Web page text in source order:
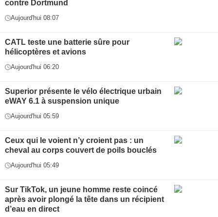
contre Dortmund
Aujourd'hui 08:07
CATL teste une batterie sûre pour
hélicoptères et avions
Aujourd'hui 06:20
Superior présente le vélo électrique urbain
eWAY 6.1 à suspension unique
Aujourd'hui 05:59
Ceux qui le voient n’y croient pas : un
cheval au corps couvert de poils bouclés
Aujourd'hui 05:49
Sur TikTok, un jeune homme reste coincé
après avoir plongé la tête dans un récipient
d’eau en direct